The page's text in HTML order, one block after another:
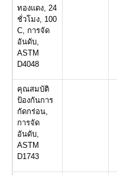
ทองแดง, 24
ชั่วโมง, 100
C, การจัด
อันดับ,
ASTM
D4048
คุณสมบัติ
ป้องกันการ
กัดกร่อน,
การจัด
อันดับ,
ASTM
D1743